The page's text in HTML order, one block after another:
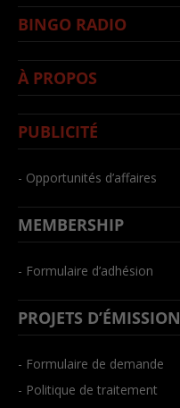
BINGO RADIO
À PROPOS
PUBLICITÉ
- Opportunités d’affaires
MEMBERSHIP
- Formulaire d’adhésion
PROJETS D’ÉMISSION
- Formulaire de demande
- Politique de traitement